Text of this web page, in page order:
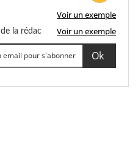
Voir un exemple
la rédac Voir un exemple